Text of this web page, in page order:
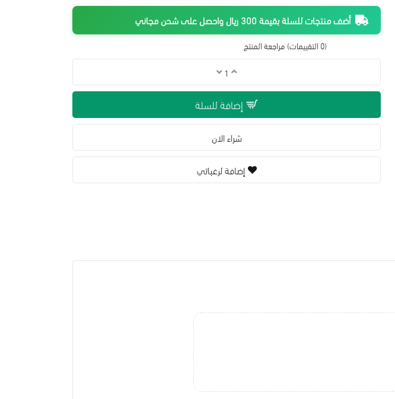
(0 التقييمات) مراجعة المنتج
أضف منتجات للسلة بقيمة 300 ريال واحصل على شحن مجاني
إضافة للسلة
شراء الان
إضافة لرغباتي